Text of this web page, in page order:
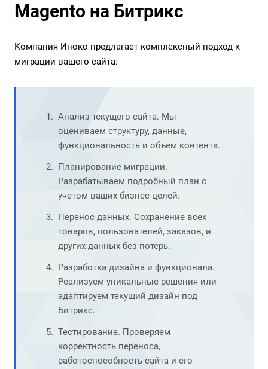
Magento на Битрикс
Компания Иноко предлагает комплексный подход к
миграции вашего сайта:
Анализ текущего сайта. Мы
оцениваем структуру, данные,
функциональность и объем контента.
Планирование миграции.
Разрабатываем подробный план с
учетом ваших бизнес-целей.
Перенос данных. Сохранение всех
товаров, пользователей, заказов, и
других данных без потерь.
Разработка дизайна и функционала.
Реализуем уникальные решения или
адаптируем текущий дизайн под
Битрикс.
Тестирование. Проверяем
корректность переноса,
работоспособность сайта и его